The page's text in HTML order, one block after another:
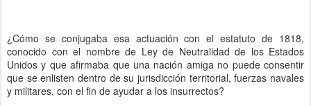
¿Cómo se conjugaba esa actuación con el estatuto de 1818,
conocido con el nombre de Ley de Neutralidad de los Estados
Unidos y que afirmaba que una nación amiga no puede consentir
que se enlisten dentro de su jurisdicción territorial, fuerzas navales
y militares, con el fin de ayudar a los insurrectos?